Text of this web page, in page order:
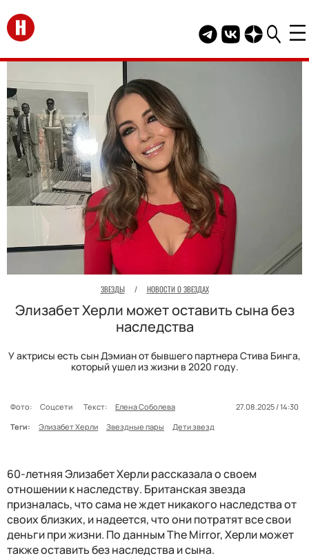
Перейти на главную
Telegram канал
Группа HELLO
Канал
ЗВЕЗДЫ / НОВОСТИ О ЗВЕЗДАХ
Элизабет Херли может оставить сына без
наследства
У актрисы есть сын Дэмиан от бывшего партнера Стива Бинга,
который ушел из жизни в 2020 году.
Фото: Соцсети Текст: Елена Соболева
27.08.2025 / 14:30
Теги:
Элизабет Херли Звездные пары Дети звезд
60-летняя Элизабет Херли рассказала о своем
отношении к наследству. Британская звезда
призналась, что сама не ждет никакого наследства от
своих близких, и надеется, что они потратят все свои
деньги при жизни. По данным The Mirror, Херли может
также оставить без наследства и сына.